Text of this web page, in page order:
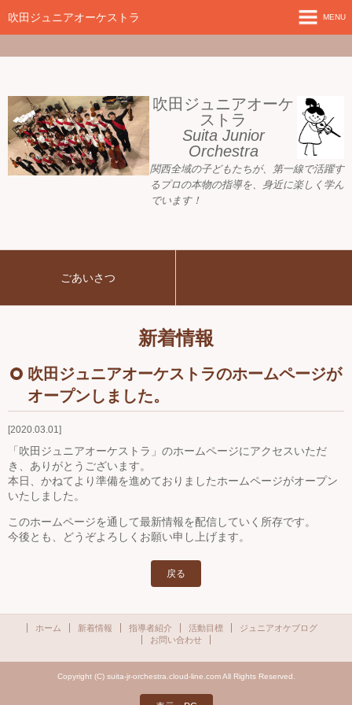
verification=nW1XDOjsXUeBk5Tr0WL2kTnlmTP78udH3yRHAbTSBv8
吹田ジュニアオーケストラ
吹田ジュニアオーケ
ストラ
Suita Junior
Orchestra
関西全域の子どもたちが、
第一線で活躍す
るプロの本物の指導を、身近に楽しく学ん
でいます！
MENU
ホーム
新着情報
活動目標
指導者ご紹介
プレジュニア クラス
Ｑ＆Ａ
お問い合わせ
ジュニアオケブログ
ごあいさつ
新着情報
2020.03.01
吹田ジュニアオーケストラのホームページが
オープンしました。
「吹田ジュニアオーケストラ」のホームページにアクセスいただ
き、ありがとうございます。
本日、かねてより準備を進めておりましたホームページがオープン
いたしました。
このホームページを通して最新情報を配信していく所存です。
今後とも、どうぞよろしくお願い申し上げます。
戻る
ホーム 新着情報 指導者紹介 活動目標
ジュニアオケブログ
お問い合わせ
Copyright (C) suita-jr-orchestra.cloud-line.com All Rights Reserved.